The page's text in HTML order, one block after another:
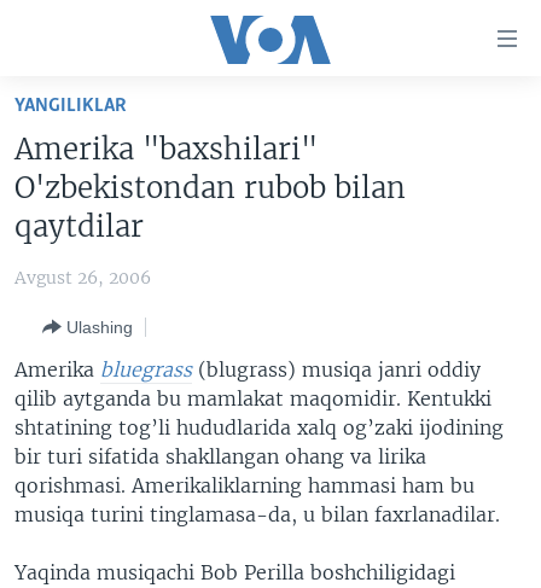
Boshiga
Qidiruvga
o'ting
AMERIKA
MARKAZIY OSIYO
AMERIKA MANZARALARI
XALQARO HAYOT
VASHINGTON CHOYXONASI
MOBIL-SALOM!
VIDEO
IJTIMOIY TARMOQLAR
FACEBOOK
YOUTUBE
INSTAGRAM
ODNOKLASSNIKI
INGLIZ TILI DARSLARI
EDITORIAL
YANGILIKLAR
Amerika "baxshilari"
O'zbekistondan rubob bilan
qaytdilar
Avgust 26, 2006
Ulashing
Amerika bluegrass(blugrass) musiqa janri oddiy
qilib aytganda bu mamlakat maqomidir. Kentukki
shtatining tog’li hududlarida xalq og’zaki ijodining
bir turi sifatida shakllangan ohang va lirika
qorishmasi. Amerikaliklarning hammasi ham bu
musiqa turini tinglamasa-da, u bilan faxrlanadilar.
Yaqinda musiqachi Bob Perilla boshchiligidagi